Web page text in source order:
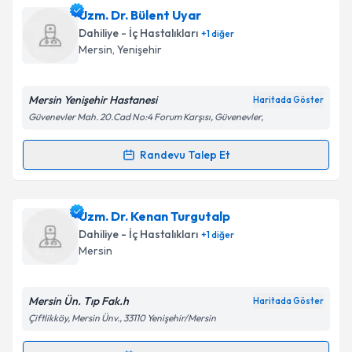
Uzm. Dr. Kutlay Naci Tutucu
talebi oluşturun. Size bu uzmandan randevu almanız
için bir takvim hazırlandığında e-posta ile
Kişisel verilerimin işlenmesine ilişkinAydınlatma
kapsamda işlenmesini kabul ediyorum.
Uzm. Dr. Bülent Uyar
Dahiliye - İç Hastalıkları +1diğer
Mersin, Yenişehir
Mersin Yenişehir Hastanesi Haritada Göster
Güvenevler Mah. 20.Cad No:4 Forum Karşısı, Güvenevler,
Randevu Talep Et
Randevu Takvimi Talebi
Uzm. Dr. Bülent Uyariçin randevu takvimi talebi
oluşturun. Size bu uzmandan randevu almanız için bir
takvim hazırlandığında e-posta ile bilgilendireceğiz.
Uzm. Dr. Kenan Turgutalp
Dahiliye - İç Hastalıkları +1diğer
Mersin
Mersin Ün. Tıp Fak.h Haritada Göster
Çiftlikköy, Mersin Ünv., 33110 Yenişehir/Mersin